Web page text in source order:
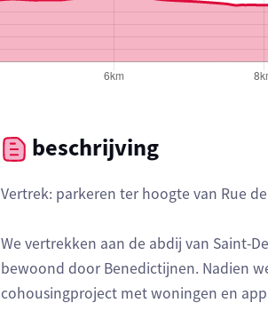
beschrijving
Vertrek: parkeren ter hoogte van Rue
We vertrekken aan de abdij van Saint-
bewoond door Benedictijnen. Nadien
cohousingproject met woningen en